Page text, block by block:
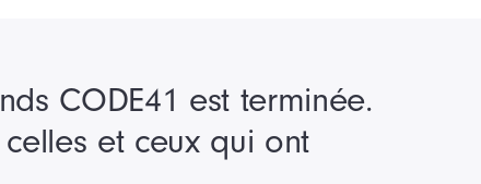
CODE41 est terminée.
et ceux qui ont